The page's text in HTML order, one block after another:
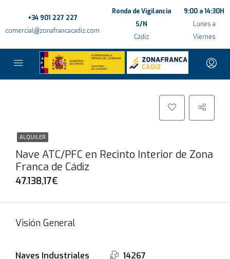
+34 901 227 227
comercial@zonafrancacadiz.com
Ronda de Vigilancia
S/N
Cádiz
9:00 a 14:30H
Lunes a
Viernes
ALQUILER
Nave ATC/PFC en Recinto Interior de Zona
Franca de Cádiz
47.138,17€
Visión General
Naves Industriales 14267